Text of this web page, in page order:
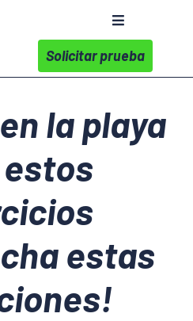
Toggle
Navigation
Solicitar prueba
la playa
estas